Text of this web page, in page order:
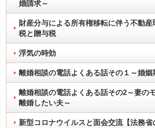
婚請求～
財産分与による所有権移転に伴う不動
税と贈与税
浮気の時効
離婚相談の電話よくある話その１～婚姻
離婚相談の電話よくある話その2～妻の
離婚したい夫～
新型コロナウイルスと面会交流【法務省